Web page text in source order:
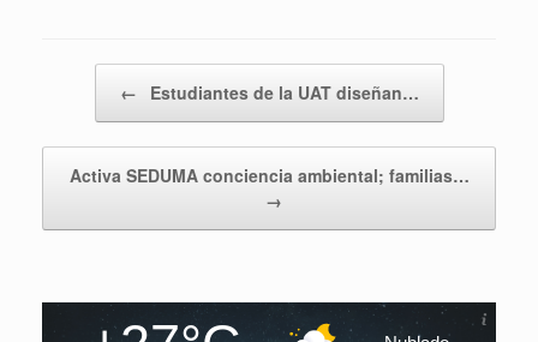
← Estudiantes de la UAT diseñan…
Activa SEDUMA conciencia ambiental; familias…
→